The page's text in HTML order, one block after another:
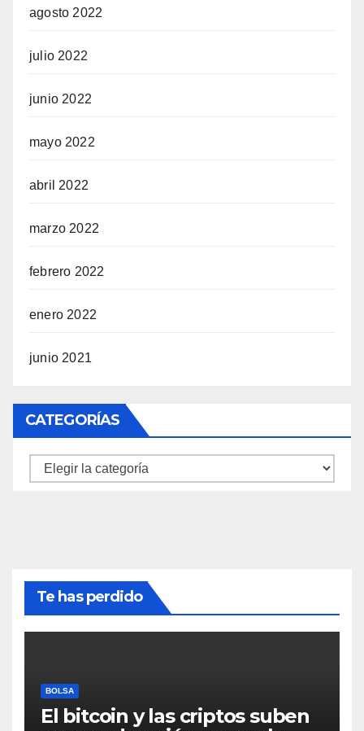
agosto 2022
julio 2022
junio 2022
mayo 2022
abril 2022
marzo 2022
febrero 2022
enero 2022
junio 2021
CATEGORÍAS
Categorías
Te has perdido
BOLSA
El bitcoin y las criptos suben